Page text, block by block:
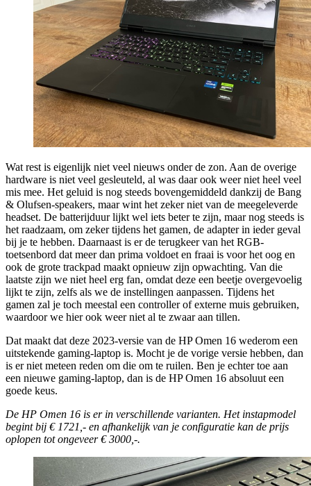
Wat rest is eigenlijk niet veel nieuws onder de zon. Aan de overige
hardware is niet veel gesleuteld, al was daar ook weer niet heel veel
mis mee. Het geluid is nog steeds bovengemiddeld dankzij de Bang
& Olufsen-speakers, maar wint het zeker niet van de meegeleverde
headset. De batterijduur lijkt wel iets beter te zijn, maar nog steeds is
het raadzaam, om zeker tijdens het gamen, de adapter in ieder geval
bij je te hebben. Daarnaast is er de terugkeer van het RGB-
toetsenbord dat meer dan prima voldoet en fraai is voor het oog en
ook de grote trackpad maakt opnieuw zijn opwachting. Van die
laatste zijn we niet heel erg fan, omdat deze een beetje overgevoelig
lijkt te zijn, zelfs als we de instellingen aanpassen. Tijdens het
gamen zal je toch meestal een controller of externe muis gebruiken,
waardoor we hier ook weer niet al te zwaar aan tillen.
Dat maakt dat deze 2023-versie van de HP Omen 16 wederom een
uitstekende gaming-laptop is. Mocht je de vorige versie hebben, dan
is er niet meteen reden om die om te ruilen. Ben je echter toe aan
een nieuwe gaming-laptop, dan is de HP Omen 16 absoluut een
goede keus.
De HP Omen 16 is er in verschillende varianten. Het instapmodel
begint bij € 1721,- en afhankelijk van je configuratie kan de prijs
oplopen tot ongeveer € 3000,-.